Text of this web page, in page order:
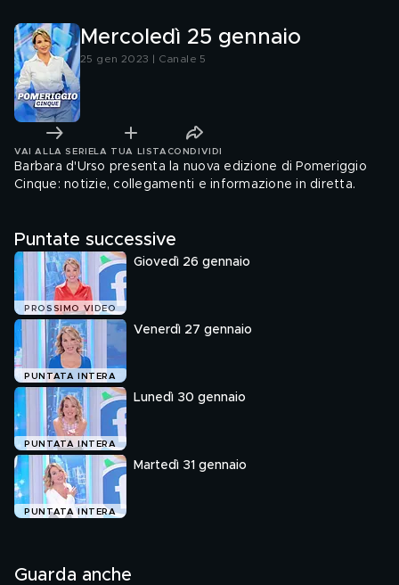
Mercoledì 25 gennaio
25 gen 2023 | Canale 5
VAI ALLA SERIE LA TUA LISTA CONDIVIDI
Barbara d'Urso presenta la nuova edizione di Pomeriggio
Cinque: notizie, collegamenti e informazione in diretta.
Puntate successive
PROSSIMO VIDEO
Giovedì 26 gennaio
PUNTATA INTERA
Venerdì 27 gennaio
PUNTATA INTERA
Lunedì 30 gennaio
PUNTATA INTERA
Martedì 31 gennaio
Guarda anche